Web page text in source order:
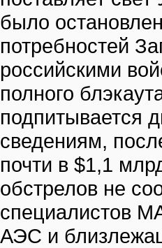
было
потребностей
российскими
полного
подпитывается
сведениям,
почти в $1,1
обстрелов не
специалистов
АЭС и